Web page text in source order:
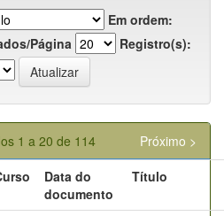
Em ordem:
Página
Registro(s):
1 a 20 de 114
Próximo >
Data do
documento
Título